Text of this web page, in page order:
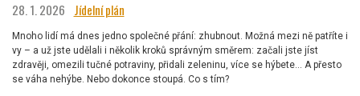
28. 1. 2026 Jídelní plán
Mnoho lidí má dnes jedno společné přání: zhubnout. Možná mezi ně patříte i
vy – a už jste udělali i několik kroků správným směrem: začali jste jíst
zdravěji, omezili tučné potraviny, přidali zeleninu, více se hýbete… A přesto
se váha nehýbe. Nebo dokonce stoupá. Co s tím?